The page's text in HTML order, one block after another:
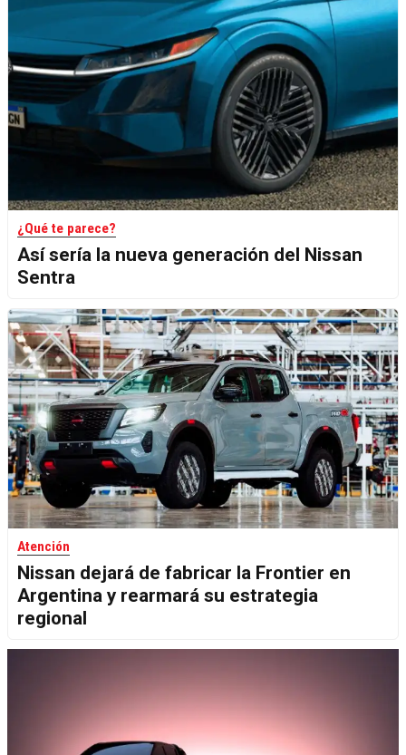
¿Qué te parece?
Así sería la nueva generación del Nissan
Sentra
Atención
Nissan dejará de fabricar la Frontier en
Argentina y rearmará su estrategia
regional